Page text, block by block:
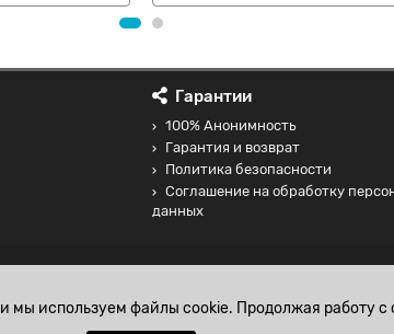
Гарантии
100% Анонимность
Гарантия и возврат
Политика безопасности
Соглашение на обработку
данных
мы используем файлы cookie. Продолжая работу